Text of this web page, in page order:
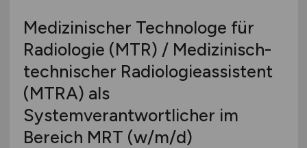
Medizinischer Technologe für
Radiologie (MTR) / Medizinisch-
technischer Radiologieassistent
(MTRA) als
Systemverantwortlicher im
Bereich MRT (w/m/d)